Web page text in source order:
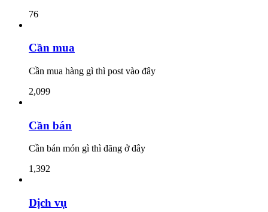
76
Cần mua
Cần mua hàng gì thì post vào đây
2,099
Cần bán
Cần bán món gì thì đăng ở đây
1,392
Dịch vụ